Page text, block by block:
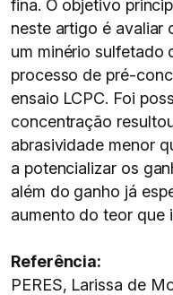
fina. O objetivo
neste artigo é avaliar
um minério sulfetado
processo de pré-
ensaio LCPC. Foi
concentração
abrasividade menor
a potencializar os
além do ganho já
aumento do teor que
Referência:
PERES, Larissa de